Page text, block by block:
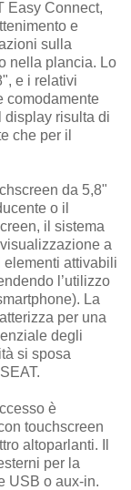
Easy Connect,
e
sulla
nella plancia. Lo
e i relativi
comodamente
display risulta di
che per il
da 5,8"
o il
il sistema
a
attivabili
l’utilizzo
La
per una
degli
si sposa
è
touchscreen
altoparlanti. Il
per la
USB o aux-in.